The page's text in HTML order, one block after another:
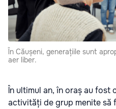
În Căușeni, generațiile sunt
aer liber.
În ultimul an, în oraș au
activități de grup menite să